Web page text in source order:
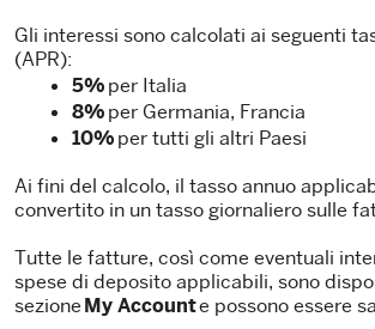
Gli interessi sono calcolati ai seguenti
(APR):
5% per Italia
8% per Germania, Francia
10% per tutti gli altri Paesi
Ai fini del calcolo, il tasso annuo
convertito in un tasso giornaliero sulle
Tutte le fatture, così come eventuali
spese di deposito applicabili, sono
sezione My Accounte possono essere